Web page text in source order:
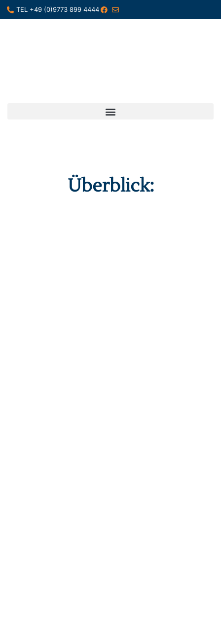
TEL +49 (0)9773 899 4444
Überblick: